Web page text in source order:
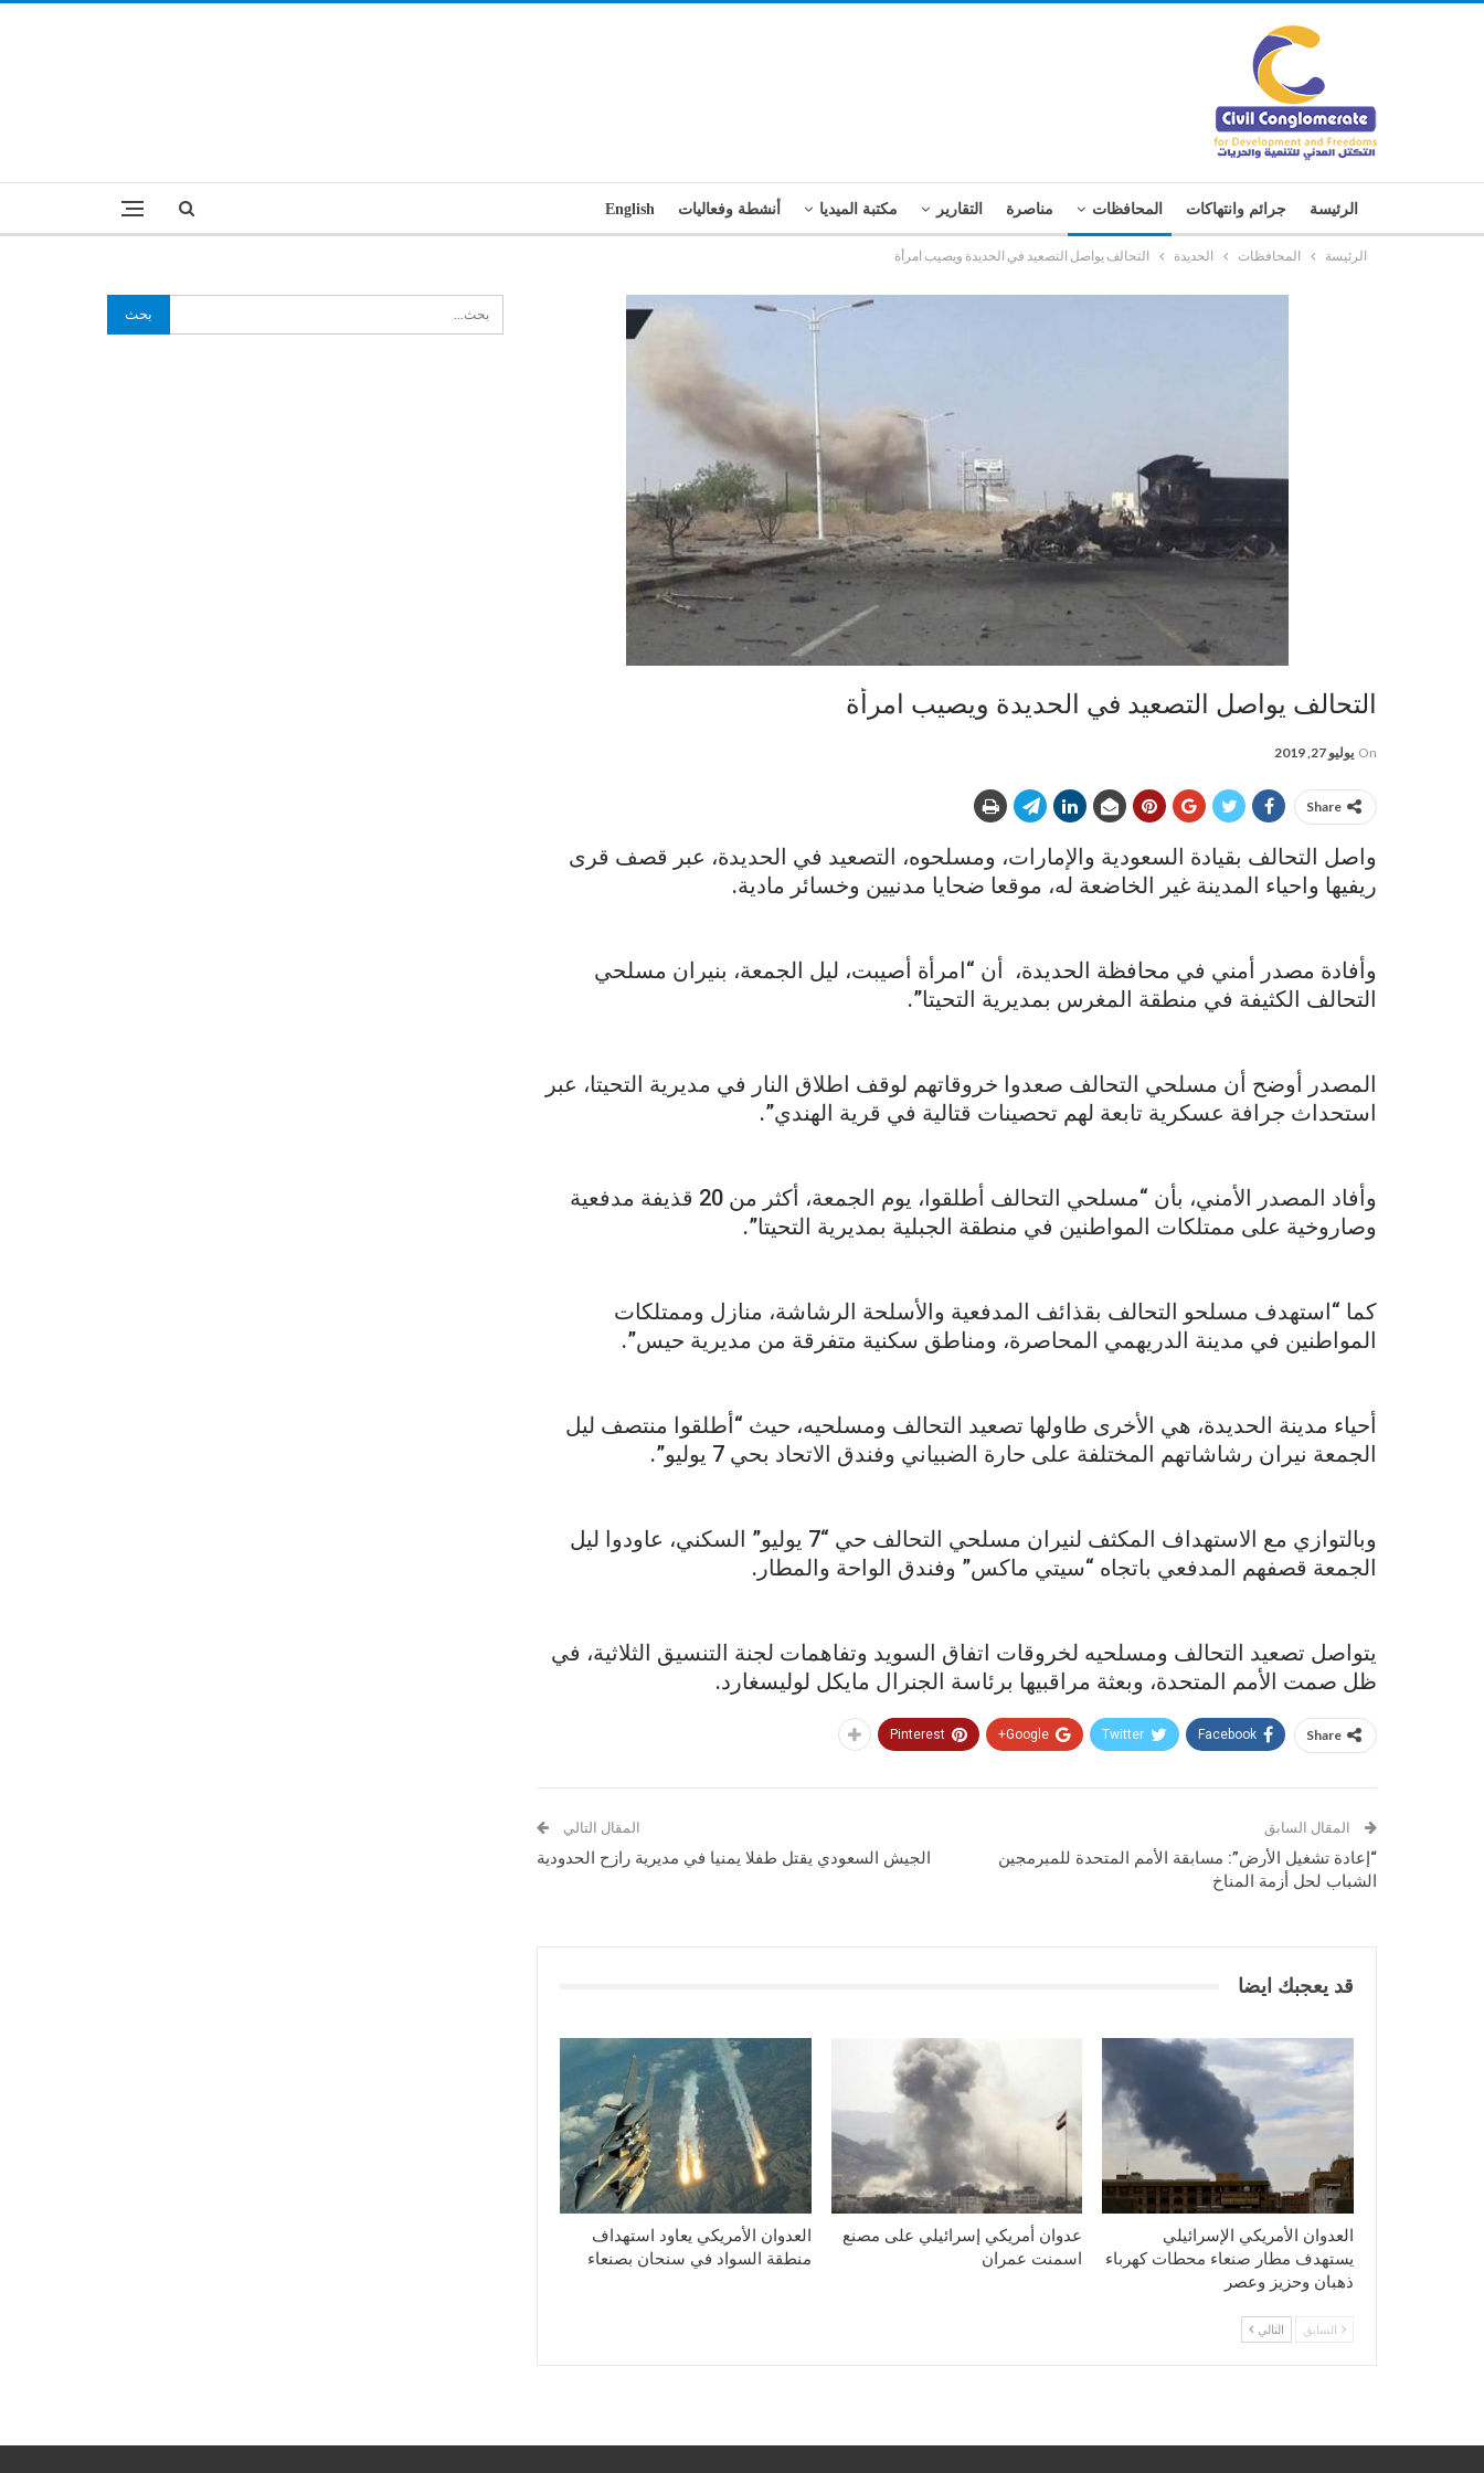
الرئيسة جرائم وانتهاكات المحافظات مناصرة التقارير مكتبة الميديا أنشطة وفعاليات English
الرئيسة المحافظات الحديدة التحالف يواصل التصعيد في الحديدة ويصيب امرأة
التحالف يواصل التصعيد في الحديدة ويصيب امرأة
On يوليو 27, 2019
Share
واصل التحالف بقيادة السعودية والإمارات، ومسلحوه، التصعيد في الحديدة، عبر قصف قرى
ريفيها واحياء المدينة غير الخاضعة له، موقعا ضحايا مدنيين وخسائر مادية.
وأفادة مصدر أمني في محافظة الحديدة، أن “امرأة أصيبت، ليل الجمعة، بنيران مسلحي
التحالف الكثيفة في منطقة المغرس بمديرية التحيتا”.
المصدر أوضح أن مسلحي التحالف صعدوا خروقاتهم لوقف اطلاق النار في مديرية التحيتا، عبر
استحداث جرافة عسكرية تابعة لهم تحصينات قتالية في قرية الهندي”.
وأفاد المصدر الأمني، بأن “مسلحي التحالف أطلقوا، يوم الجمعة، أكثر من 20 قذيفة مدفعية
وصاروخية على ممتلكات المواطنين في منطقة الجبلية بمديرية التحيتا”.
كما “استهدف مسلحو التحالف بقذائف المدفعية والأسلحة الرشاشة، منازل وممتلكات
المواطنين في مدينة الدريهمي المحاصرة، ومناطق سكنية متفرقة من مديرية حيس”.
أحياء مدينة الحديدة، هي الأخرى طاولها تصعيد التحالف ومسلحيه، حيث “أطلقوا منتصف ليل
الجمعة نيران رشاشاتهم المختلفة على حارة الضبياني وفندق الاتحاد بحي 7 يوليو”.
وبالتوازي مع الاستهداف المكثف لنيران مسلحي التحالف حي “7 يوليو” السكني، عاودوا ليل
الجمعة قصفهم المدفعي باتجاه “سيتي ماكس” وفندق الواحة والمطار.
يتواصل تصعيد التحالف ومسلحيه لخروقات اتفاق السويد وتفاهمات لجنة التنسيق الثلاثية، في
ظل صمت الأمم المتحدة، وبعثة مراقبيها برئاسة الجنرال مايكل لوليسغارد.
Share
Facebook
Twitter
Google+
Pinterest
المقال السابق
“إعادة تشغيل الأرض”: مسابقة الأمم المتحدة للمبرمجين
الشباب لحل أزمة المناخ
المقال التالي
الجيش السعودي يقتل طفلا يمنيا في مديرية رازح الحدودية
قد يعجبك ايضا
العدوان الأمريكي الإسرائيلي
يستهدف مطار صنعاء محطات كهرباء
ذهبان وحزيز وعصر
عدوان أمريكي إسرائيلي على مصنع
اسمنت عمران
العدوان الأمريكي يعاود استهداف
منطقة السواد في سنحان بصنعاء
السابق التالي